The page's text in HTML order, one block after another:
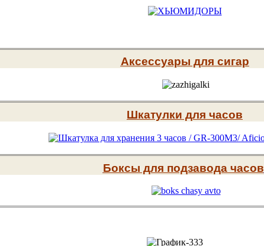
Аксессуары для сигар
Шкатулки для часов
Боксы для подзавода часов